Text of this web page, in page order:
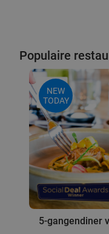
Populaire
NEW
TODAY
5-gangendiner